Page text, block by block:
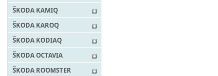
ŠKODA KAMIQ
ŠKODA KAROQ
ŠKODA KODIAQ
ŠKODA OCTAVIA
ŠKODA ROOMSTER